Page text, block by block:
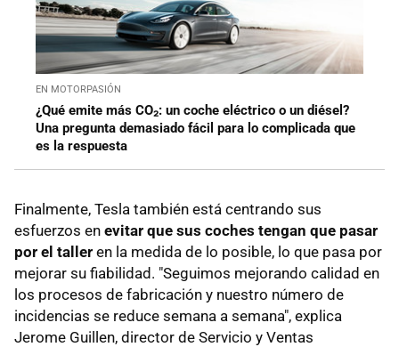
EN MOTORPASIÓN
¿Qué emite más CO₂: un coche eléctrico o un diésel?
Una pregunta demasiado fácil para lo complicada que
es la respuesta
Finalmente, Tesla también está centrando sus
esfuerzos en evitar que sus coches tengan que pasar
por el taller en la medida de lo posible, lo que pasa por
mejorar su fiabilidad. "Seguimos mejorando calidad en
los procesos de fabricación y nuestro número de
incidencias se reduce semana a semana", explica
Jerome Guillen, director de Servicio y Ventas